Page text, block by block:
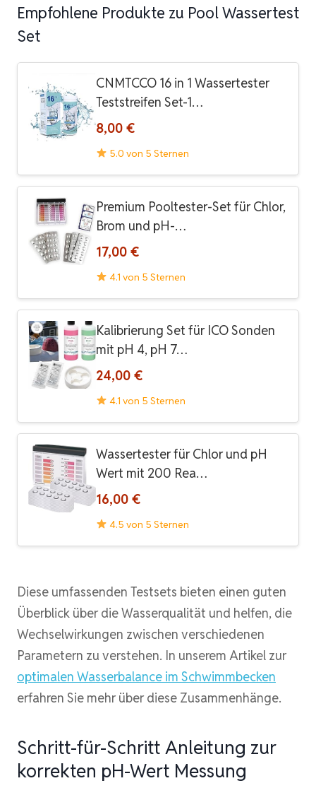
Empfohlene Produkte zu Pool Wassertest
Set
CNMTCCO 16 in 1 Wassertester
Teststreifen Set-1…
8,00 €
5.0 von 5 Sternen
Premium Pooltester-Set für Chlor,
Brom und pH-…
17,00 €
4.1 von 5 Sternen
Kalibrierung Set für ICO Sonden
mit pH 4, pH 7…
24,00 €
4.1 von 5 Sternen
Wassertester für Chlor und pH
Wert mit 200 Rea…
16,00 €
4.5 von 5 Sternen
Diese umfassenden Testsets bieten einen guten
Überblick über die Wasserqualität und helfen, die
Wechselwirkungen zwischen verschiedenen
Parametern zu verstehen. In unserem Artikel zur
optimalen Wasserbalance im Schwimmbecken
erfahren Sie mehr über diese Zusammenhänge.
Schritt-für-Schritt Anleitung zur
korrekten pH-Wert Messung